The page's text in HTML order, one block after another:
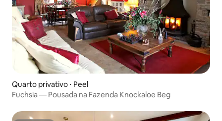
Quarto privativo ⋅ Peel
Fuchsia — Pousada na Fazenda Knockaloe Beg